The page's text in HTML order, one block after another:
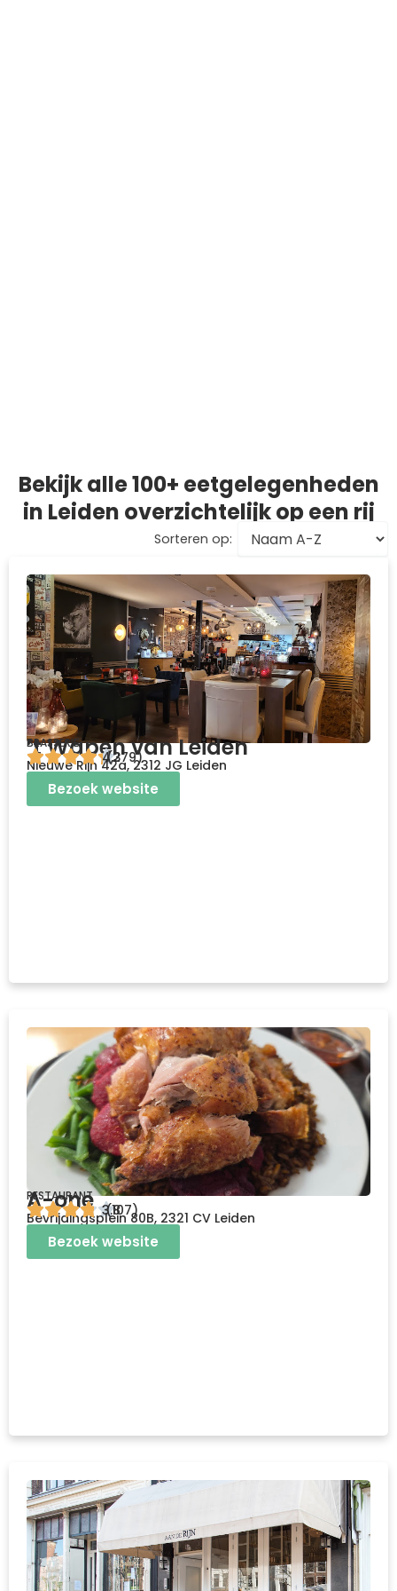
Bekijk alle 100+ eetgelegenheden
in Leiden overzichtelijk op een rij
Sorteren op:
BRASSERIE
’t Wapen van Leiden
4.3
(279)
Nieuwe Rijn 42a, 2312 JG Leiden
Bezoek website
RESTAURANT
A-one 3.8
(107)
Bevrijdingsplein 80B, 2321 CV Leiden
Bezoek website